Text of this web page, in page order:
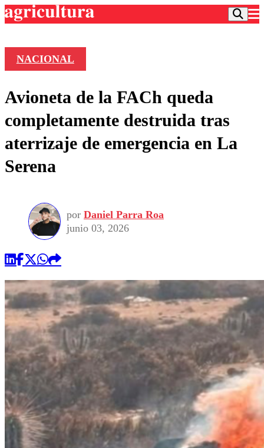
Frecuencias
Agricultura TV
Deportes
Colo Colo
Torneo Internacional
Torneo Nacional
Entretención
Internacional
Nacional
Programas
Comercial
NACIONAL
Avioneta de la FACh queda
completamente destruida tras
aterrizaje de emergencia en La
Serena
por Daniel Parra Roa
junio 03, 2026